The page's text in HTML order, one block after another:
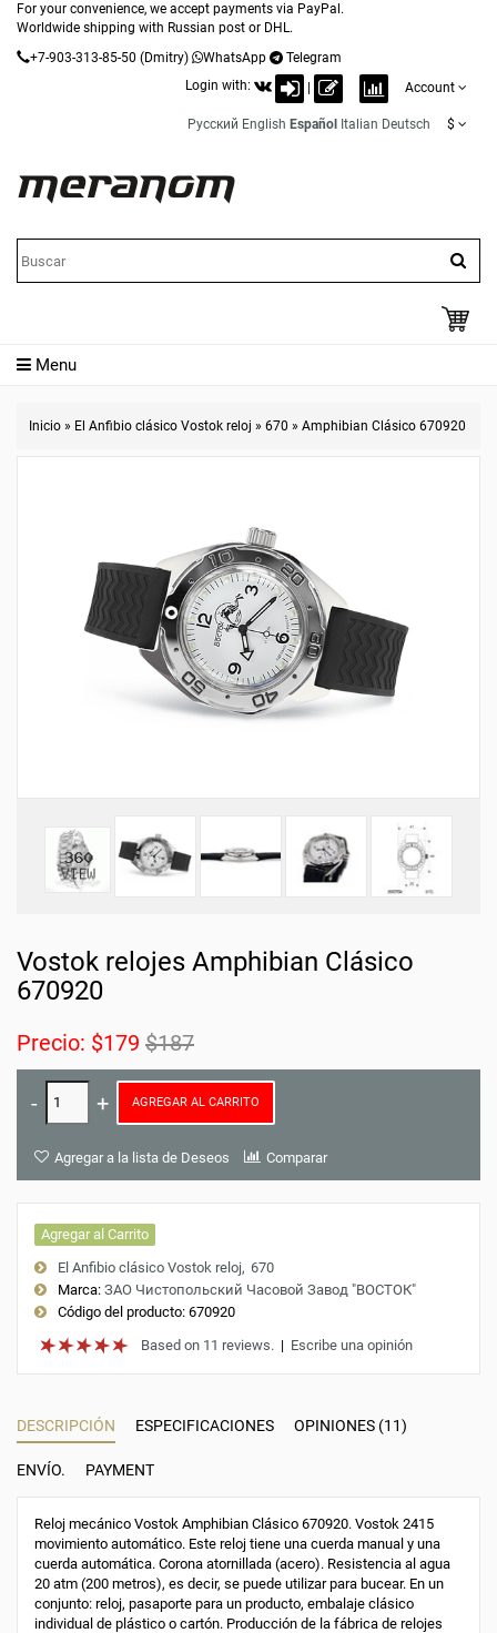
For your convenience, we accept payments via PayPal.
Worldwide shipping with Russian post or DHL.
+7-903-313-85-50 (Dmitry) WhatsApp
Telegram
Login with:
Account
Русский English Español Italian Deutsch $
Menu
Inicio » El Anfibio clásico Vostok reloj » 670 » Amphibian Clásico 670920
Vostok relojes Amphibian Clásico
670920
Precio: $179 $187
AGREGAR AL CARRITO
Agregar a la lista de Deseos Comparar
Agregar al Carrito
El Anfibio clásico Vostok reloj 670
Marca: ЗАО Чистопольский Часовой Завод "ВОСТОК"
Código del producto: 670920
Based on 11 reviews. | Escribe una opinión
DESCRIPCIÓN ESPECIFICACIONES OPINIONES (11)
ENVÍO. PAYMENT
Reloj mecánico Vostok Amphibian Clásico 670920. Vostok 2415
movimiento automático. Este reloj tiene una cuerda manual y una
cuerda automática. Corona atornillada (acero). Resistencia al agua
20 atm (200 metros), es decir, se puede utilizar para bucear. En un
conjunto: reloj, pasaporte para un producto, embalaje clásico
individual de plástico o cartón. Producción de la fábrica de relojes